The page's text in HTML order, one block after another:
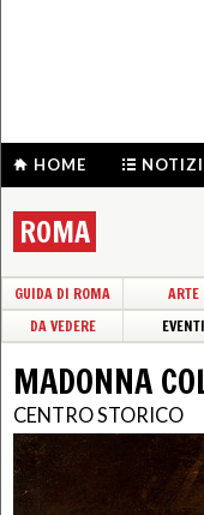
HOME
ROMA
GUIDA DI ROMA ARTE
DA VEDERE
EVENTI
MADONNA
CENTRO STORICO